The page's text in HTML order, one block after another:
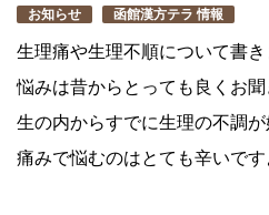
お知らせ 函館漢方テラ 情報
生理痛や生理不順について書
悩みは昔からとっても良くお
生の内からすでに生理の不調
痛みで悩むのはとても辛いで